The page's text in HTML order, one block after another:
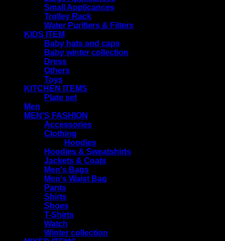
Small Applicances
Trolley Rack
Water Purifiers & Filters
KIDS ITEM
Baby hats and caps
Baby winter collection
Dress
Others
Toys
KITCHEN ITEMS
Plate set
Men
MEN'S FASHION
Accessories
Clothing
Hoodies
Hoodies & Sweatshirts
Jackets & Coats
Men's Bags
Men's Waist Bag
Pants
Shirts
Shoes
T-Shirts
Watch
Winter collection